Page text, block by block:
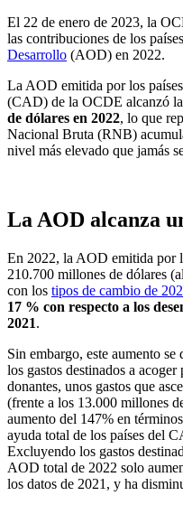
El 22 de enero de 2023, la
las contribuciones de los
Desarrollo (AOD) en 2022.
La AOD emitida por los
(CAD) de la OCDE alcanzó
de dólares en 2022, lo que
Nacional Bruta (RNB)
nivel más elevado que jamás
La AOD alcanza
En 2022, la AOD emitida por
210.700 millones de dólares
con los tipos de cambio de
17 % con respecto a los
2021.
Sin embargo, este aumento
los gastos destinados a
donantes, unos gastos que
(frente a los 13.000 millones
aumento del 147% en
ayuda total de los países del
Excluyendo los gastos
AOD total de 2022 solo
los datos de 2021, y ha